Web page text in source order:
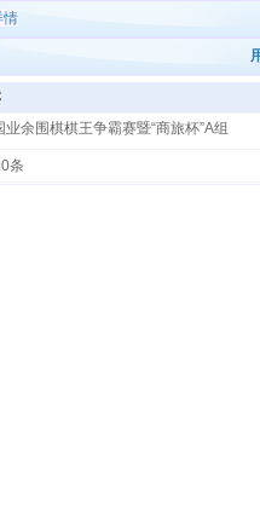
情
余围棋棋王争霸赛暨“商旅杯”A组
条